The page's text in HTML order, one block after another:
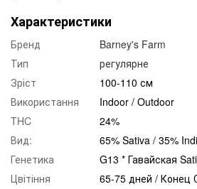
Характеристики
Бренд
Barney's Farm
Тип
регулярне
Зріст
100-110 см
Використання
Indoor / Outdoor
THC
24%
Вид:
65% Sativa / 35%
Генетика
G13 * Гавайская
Цвітіння
65-75 дней / Конец